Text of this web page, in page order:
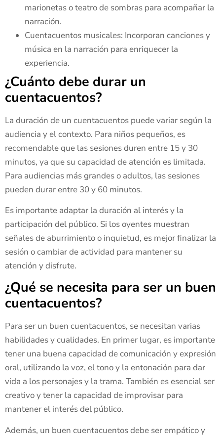
marionetas o teatro de sombras para acompañar la
narración.
Cuentacuentos musicales: Incorporan canciones y
música en la narración para enriquecer la
experiencia.
¿Cuánto debe durar un
cuentacuentos?
La duración de un cuentacuentos puede variar según la
audiencia y el contexto. Para niños pequeños, es
recomendable que las sesiones duren entre 15 y 30
minutos, ya que su capacidad de atención es limitada.
Para audiencias más grandes o adultos, las sesiones
pueden durar entre 30 y 60 minutos.
Es importante adaptar la duración al interés y la
participación del público. Si los oyentes muestran
señales de aburrimiento o inquietud, es mejor finalizar la
sesión o cambiar de actividad para mantener su
atención y disfrute.
¿Qué se necesita para ser un buen
cuentacuentos?
Para ser un buen cuentacuentos, se necesitan varias
habilidades y cualidades. En primer lugar, es importante
tener una buena capacidad de comunicación y expresión
oral, utilizando la voz, el tono y la entonación para dar
vida a los personajes y la trama. También es esencial ser
creativo y tener la capacidad de improvisar para
mantener el interés del público.
Además, un buen cuentacuentos debe ser empático y